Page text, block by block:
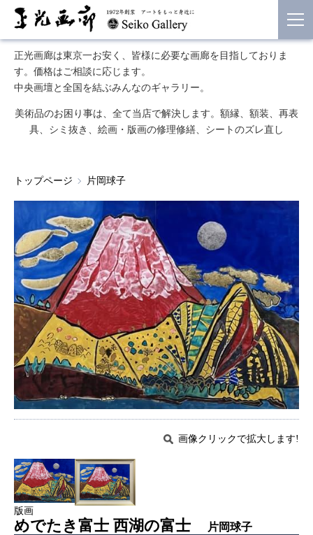
正光画廊は東京一お安く、皆様に必要な画廊を目指しておりま
す。価格はご相談に応じます。
中央画壇と全国を結ぶみんなのギャラリー。
美術品のお困り事は、全て当店で解決します。額縁、額装、再表
具、シミ抜き、絵画・版画の修理修繕、シートのズレ直し
トップページ 片岡球子
画像クリックで拡大します!
版画
めでたき富士 西湖の富士 片岡球子